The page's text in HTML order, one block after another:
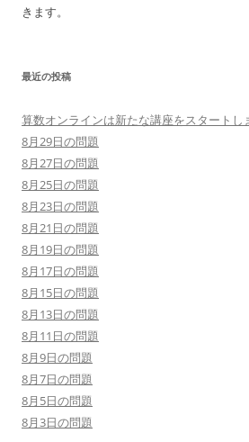
きます。
最近の投稿
算数オンラインは新たな講座をスタートし
8月29日の問題
8月27日の問題
8月25日の問題
8月23日の問題
8月21日の問題
8月19日の問題
8月17日の問題
8月15日の問題
8月13日の問題
8月11日の問題
8月9日の問題
8月7日の問題
8月5日の問題
8月3日の問題